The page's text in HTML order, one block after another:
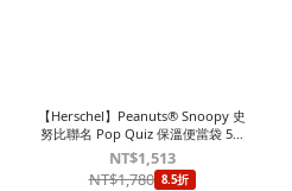
【Herschel】Peanuts® Snoopy 史
努比聯名 Pop Quiz 保溫便當袋 5L-
黑/紫
NT$1,513
NT$1,780 8.5折